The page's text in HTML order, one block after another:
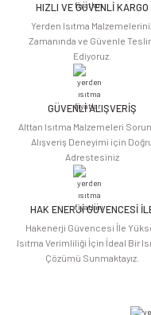
Ürün açıklamasında
Ürün bilgilerinde hatalar
Ürün fiyatı diğer sitelerden
Bu ürüne benzer farklı
HIZLI VE GÜVENLİ KARGO
Yerden Isıtma
Zamanında ve Güvenle
Ediyoruz.
GÜVENLİ ALIŞVERİŞ
Alttan Isıtma Malzemeleri
Alışveriş Deneyimi için
Adrestesiniz
HAK ENERJİ GÜVENCESİ
Hakenerji Güvencesi İle
Isıtma Verimliliği İçin İdeal Bir
Çözümü Sunmaktayız.